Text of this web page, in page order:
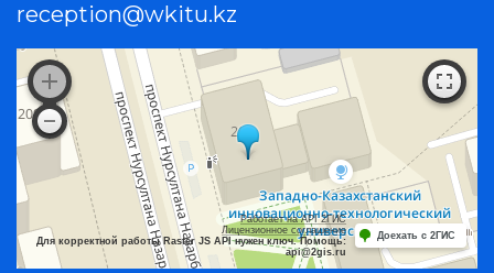
reception@wkitu.kz
Работает на API 2ГИС
Лицензионное соглашение
Для корректной работы Raster JS API нужен ключ. Помощь:
api@2gis.ru
Доехать с 2ГИС